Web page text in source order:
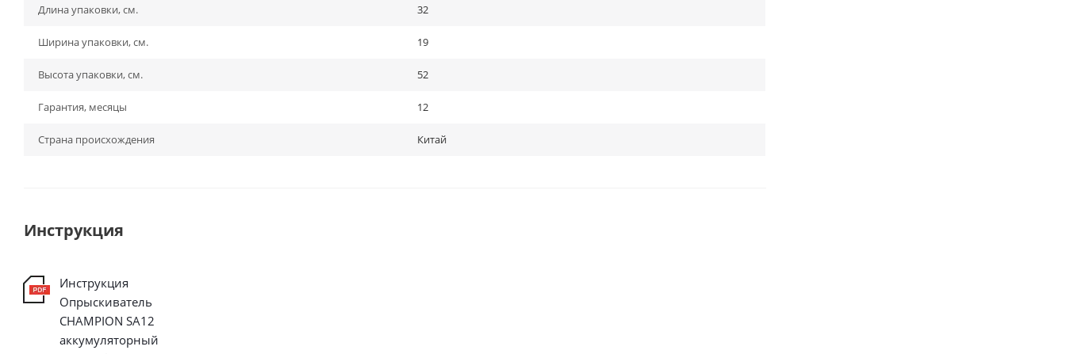
Длина упаковки, см. 32
Ширина упаковки, см. 19
Высота упаковки, см. 52
Гарантия, месяцы 12
Страна происхождения Китай
Инструкция
Инструкция
Опрыскиватель
CHAMPION SA12
аккумуляторный